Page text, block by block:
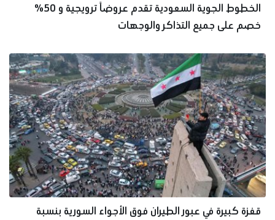
الخطوط الجوية السعودية تقدم عروضاً ترويجية و 50%
خصم على جميع التذاكر والوجهات
قفزة كبيرة في عبور الطيران فوق الأجواء السورية بنسبة